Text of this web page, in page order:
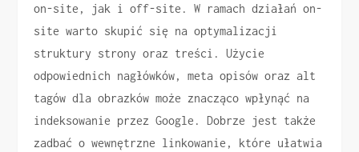
on-site, jak i off-site. W ramach działań on-
site warto skupić się na optymalizacji
struktury strony oraz treści. Użycie
odpowiednich nagłówków, meta opisów oraz alt
tagów dla obrazków może znacząco wpłynąć na
indeksowanie przez Google. Dobrze jest także
zadbać o wewnętrzne linkowanie, które ułatwia